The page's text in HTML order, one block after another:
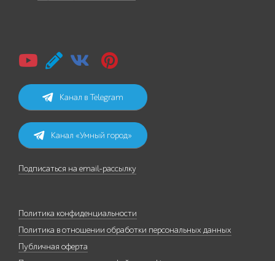
Канал в Telegram
Канал «Умный город»
Подписаться на email-рассылку
Политика конфиденциальности
Политика в отношении обработки персональных данных
Публичная оферта